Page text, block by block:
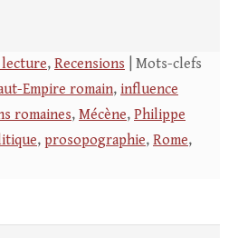
lecture, Recensions | Mots-clefs
Empire romain, influence
romaines, Mécène, Philippe
, prosopographie, Rome,